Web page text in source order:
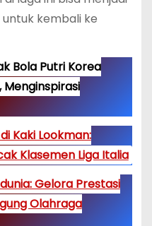
kembali ke
Bola Putri Korea
Menginspirasi
Kaki Lookman:
Klasemen Liga Italia
Gelora Prestasi
Olahraga